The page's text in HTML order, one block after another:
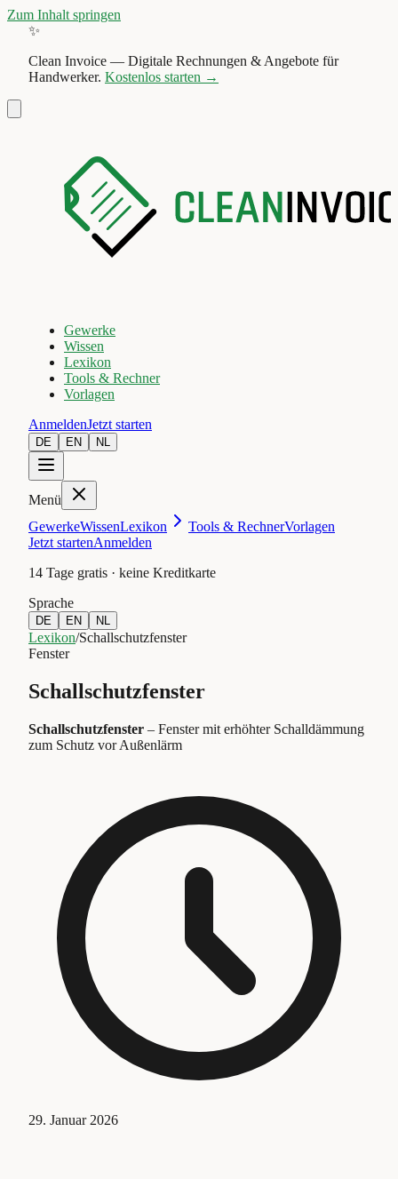
Zum Inhalt springen
✨
Clean Invoice — Digitale Rechnungen & Angebote für
Handwerker. Kostenlos starten →
Gewerke
Wissen
Lexikon
Tools & Rechner
Vorlagen
AnmeldenJetzt starten
DE EN NL
Menü
GewerkeWissenLexikon Tools & RechnerVorlagen
Jetzt startenAnmelden
14 Tage gratis · keine Kreditkarte
Sprache
DE EN NL
Lexikon/Schallschutzfenster
Fenster
Schallschutzfenster
Schallschutzfenster – Fenster mit erhöhter Schalldämmung
zum Schutz vor Außenlärm
29. Januar 2026